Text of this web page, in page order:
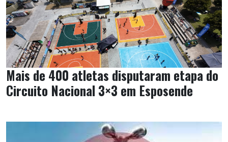
Mais de 400 atletas disputaram etapa do
Circuito Nacional 3×3 em Esposende